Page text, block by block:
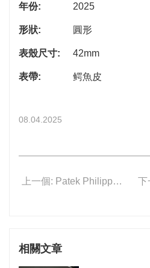
年份: 2025
形狀: 圓形
表殼尺寸: 42mm
表帶: 鳄魚皮
08.04.2025
上一個: Patek Philippe 5328G-001
相關文章